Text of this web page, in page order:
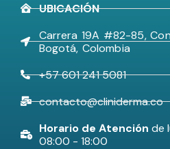
UBICACIÓN
Carrera 19A #82-85,
Bogotá, Colombia
+57 601 241 5081
contacto@cliniderma.co
Horario de Atención de
08:00 - 18:00